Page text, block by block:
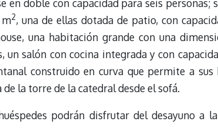
en doble con capacidad para seis
2, una de ellas dotada de patio, con
una habitación grande con una
un salón con cocina integrada y con
construido en curva que permite a
la torre de la catedral desde el sofá.
podrán disfrutar del desayuno a